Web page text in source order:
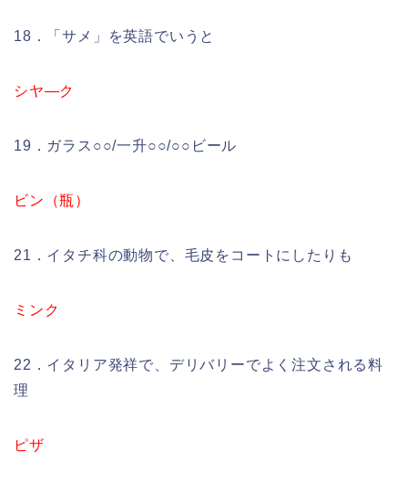
18．「サメ」を英語でいうと
シヤ―ク
19．ガラス○○/一升○○/○○ビール
ビン（瓶）
21．イタチ科の動物で、毛皮をコートにしたりも
ミンク
22．イタリア発祥で、デリバリーでよく注文される料
理
ピザ